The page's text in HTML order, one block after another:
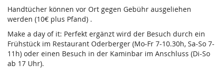
Handtücher können vor Ort gegen Gebühr ausgeliehen
werden (10€ plus Pfand) .
Make a day of it: Perfekt ergänzt wird der Besuch durch ein
Frühstück im Restaurant Oderberger (Mo-Fr 7-10.30h, Sa-So 7-
11h) oder einen Besuch in der Kaminbar im Anschluss (Di-So
ab 17 Uhr).